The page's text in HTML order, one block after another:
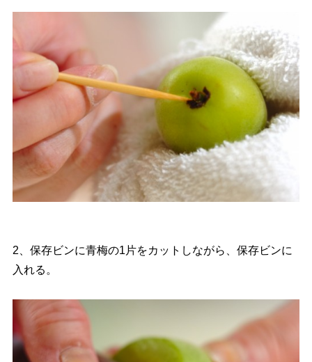
2、保存ビンに青梅の1片をカットしながら、保存ビンに
入れる。